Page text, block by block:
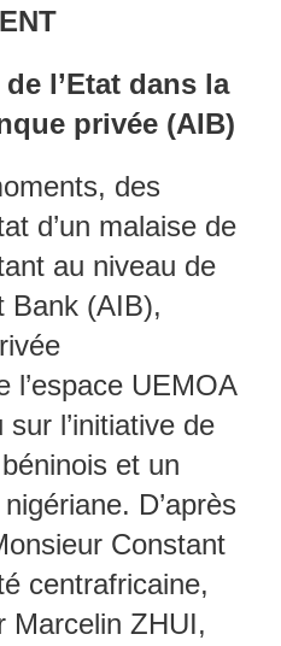
l’Etat dans la
privée (AIB)
des
d’un malaise de
au niveau de
Bank (AIB),
l’espace UEMOA
l’initiative de
et un
D’après
Constant
centrafricaine,
Marcelin ZHUI,